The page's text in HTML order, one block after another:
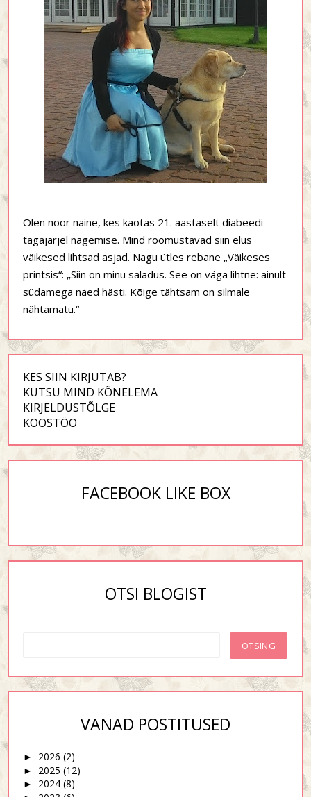
Olen noor naine, kes kaotas 21. aastaselt diabeedi
tagajärjel nägemise. Mind rõõmustavad siin elus
väikesed lihtsad asjad. Nagu ütles rebane „Väikeses
printsis“: „Siin on minu saladus. See on väga lihtne: ainult
südamega näed hästi. Kõige tähtsam on silmale
nähtamatu.“
KES SIIN KIRJUTAB?
KUTSU MIND KÕNELEMA
KIRJELDUSTÕLGE
KOOSTÖÖ
FACEBOOK LIKE BOX
OTSI BLOGIST
VANAD POSTITUSED
► 2026 (2)
► 2025 (12)
► 2024 (8)